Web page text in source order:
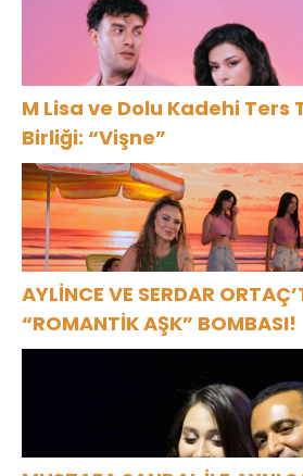
M Lisa ve Dolu Kadehi Ters
Birliği: “Vişne”
AYLİNCE VE SERDAR
“ROMANTİK AŞK” BOMBASI!